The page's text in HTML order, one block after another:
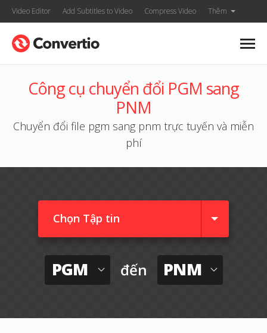
Video Editor Add Subtitles to Video Compress Video Thêm
Công cụ chuyển đổi PGM sang
PNM
Chuyển đổi file pgm sang pnm trực tuyến và miễn
phí
Chọn Tập tin
PGM đến PNM